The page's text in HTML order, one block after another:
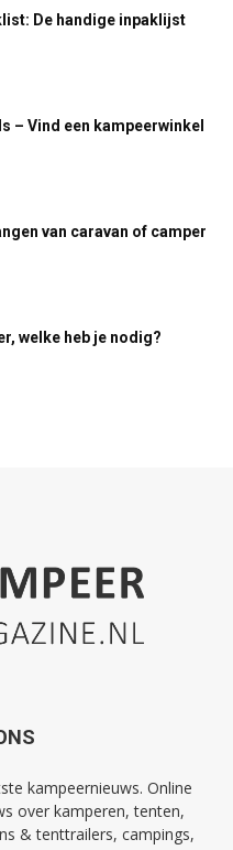
De handige inpaklijst
– Vind een kampeerwinkel
van caravan of camper
welke heb je nodig?
kampeernieuws. Online
over kamperen, tenten,
& tenttrailers, campings,